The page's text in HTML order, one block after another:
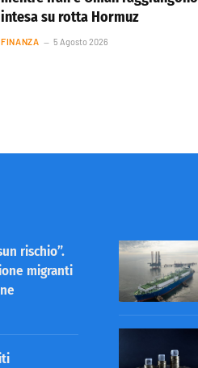
intesa su rotta Hormuz
FINANZA 5 Agosto 2026
rischio”.
migranti